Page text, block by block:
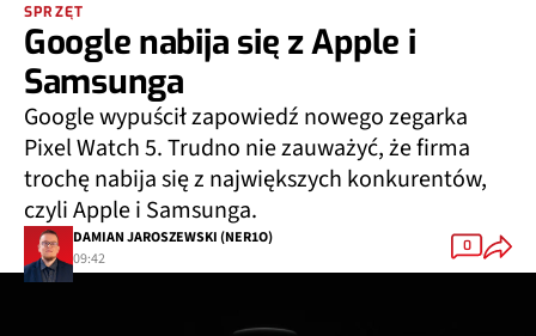
SPRZĘT
Google nabija się z Apple i
Samsunga
Google wypuścił zapowiedź nowego zegarka
Pixel Watch 5. Trudno nie zauważyć, że firma
trochę nabija się z największych konkurentów,
czyli Apple i Samsunga.
DAMIAN JAROSZEWSKI (NER1O)
09:42
0